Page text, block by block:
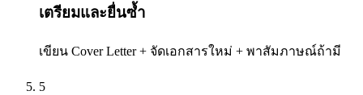
เตรียมและยื่นซ้ำ
เขียน Cover Letter + จัดเอกสารใหม่ + พาสัมภาษณ์ถ้ามี
5